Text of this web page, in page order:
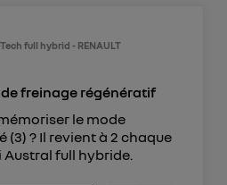
full hybrid - RENAULT
freinage régénératif
le mode
? Il revient à 2 chaque
full hybride.